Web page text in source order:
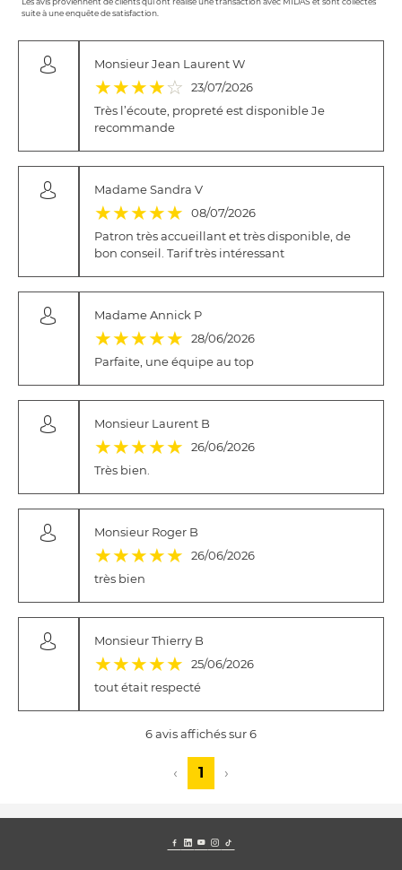
suite à une enquête de satisfaction.
Monsieur Jean Laurent W
(*)
★ (*)
★ (*)
★ (*)
★ ( )
☆
23/07/2026
Très l’écoute, propreté est disponible Je
recommande
Madame Sandra V
(*)
★ (*)
★ (*)
★ (*)
★ (*)
★
08/07/2026
Patron très accueillant et très disponible, de
bon conseil. Tarif très intéressant
Madame Annick P
(*)
★ (*)
★ (*)
★ (*)
★ (*)
★
28/06/2026
Parfaite, une équipe au top
Monsieur Laurent B
(*)
★ (*)
★ (*)
★ (*)
★ (*)
★
26/06/2026
Très bien.
Monsieur Roger B
(*)
★ (*)
★ (*)
★ (*)
★ (*)
★
26/06/2026
très bien
Monsieur Thierry B
(*)
★ (*)
★ (*)
★ (*)
★ (*)
★
25/06/2026
tout était respecté
6 avis affichés sur 6
‹ 1 ›